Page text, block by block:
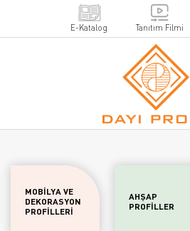
E-Katalog Tanıtım Filmi
MOBİLYA VE
DEKORASYON
PROFİLLERİ
AHŞAP
PROFİLLER